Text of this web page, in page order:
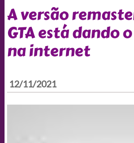
A versão
GTA está dando
na internet
12/11/2021